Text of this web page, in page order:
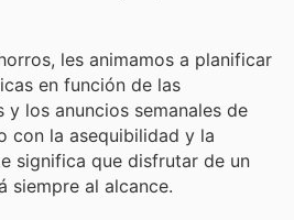
les animamos a planificar
en función de las
los anuncios semanales de
con la asequibilidad y la
significa que disfrutar de un
siempre al alcance.